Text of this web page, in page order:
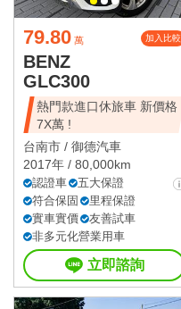
79.80 萬 加入比較
BENZ
GLC300
熱門款進口休旅車 新價格
7X萬 !
台南市 / 御德汽車
2017年 / 80,000km
認證車
五大保證
符合保固
里程保證
實車實價
友善試車
非多元化營業用車
立即諮詢